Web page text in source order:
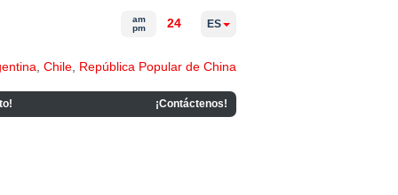
Chile República Popular de China
¡Contáctenos!
am
pm
24 ES